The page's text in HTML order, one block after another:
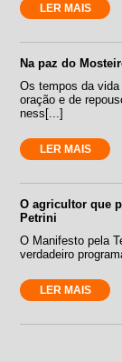
LER MAIS
Na paz do
Os tempos da
oração e de
ness[...]
LER MAIS
O agricultor que
Petrini
O Manifesto pela
verdadeiro
LER MAIS